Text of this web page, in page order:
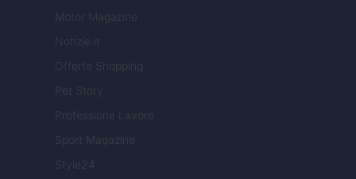
Motor Magazine
Notizie.it
Offerte Shopping
Pet Story
Professione Lavoro
Sport Magazine
Style24